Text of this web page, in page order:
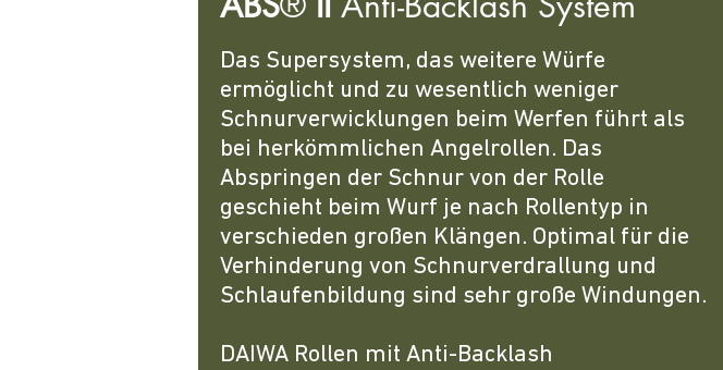
Das Supersystem, das weitere Würfe
ermöglicht und zu wesentlich weniger
Schnurverwicklungen beim Werfen führt als
bei herkömmlichen Angelrollen. Das
Abspringen der Schnur von der Rolle
geschieht beim Wurf je nach Rollentyp in
verschieden großen Klängen. Optimal für die
Verhinderung von Schnurverdrallung und
Schlaufenbildung sind sehr große Windungen.
DAIWA Rollen mit Anti-Backlash